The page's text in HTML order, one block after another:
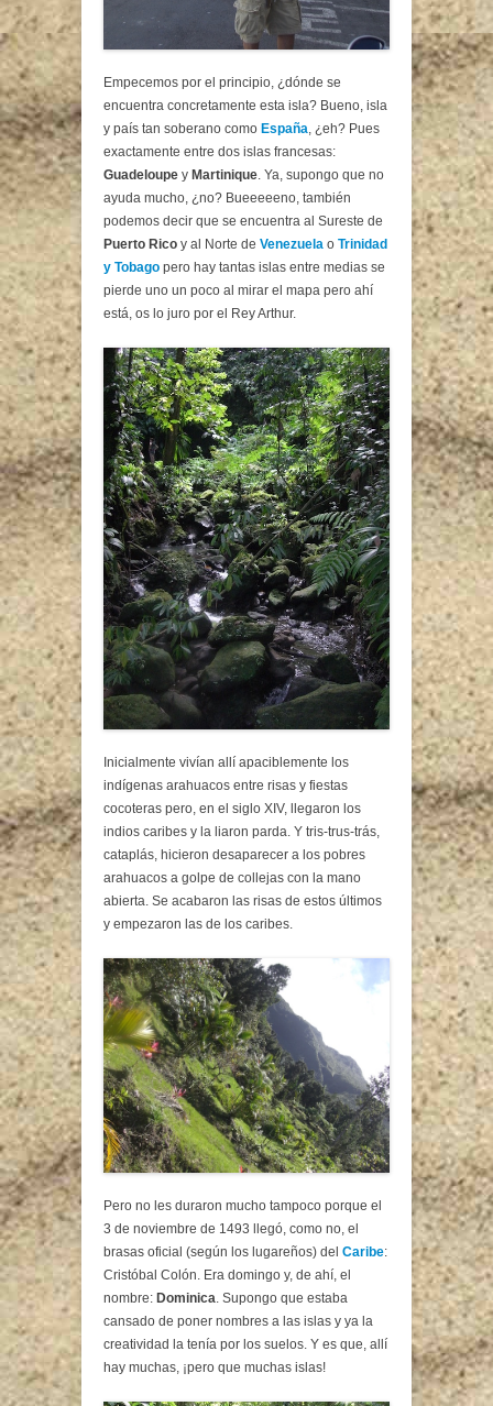
Empecemos por el principio, ¿dónde se
encuentra concretamente esta isla? Bueno, isla
y país tan soberano como España, ¿eh? Pues
exactamente entre dos islas francesas:
Guadeloupe y Martinique. Ya, supongo que no
ayuda mucho, ¿no? Bueeeeeno, también
podemos decir que se encuentra al Sureste de
Puerto Rico y al Norte de Venezuela o Trinidad
y Tobago pero hay tantas islas entre medias se
pierde uno un poco al mirar el mapa pero ahí
está, os lo juro por el Rey Arthur.
Inicialmente vivían allí apaciblemente los
indígenas arahuacos entre risas y fiestas
cocoteras pero, en el siglo XIV, llegaron los
indios caribes y la liaron parda. Y tris-trus-trás,
cataplás, hicieron desaparecer a los pobres
arahuacos a golpe de collejas con la mano
abierta. Se acabaron las risas de estos últimos
y empezaron las de los caribes.
Pero no les duraron mucho tampoco porque el
3 de noviembre de 1493 llegó, como no, el
brasas oficial (según los lugareños) del Caribe:
Cristóbal Colón. Era domingo y, de ahí, el
nombre: Dominica . Supongo que estaba
cansado de poner nombres a las islas y ya la
creatividad la tenía por los suelos. Y es que, allí
hay muchas, ¡pero que muchas islas!